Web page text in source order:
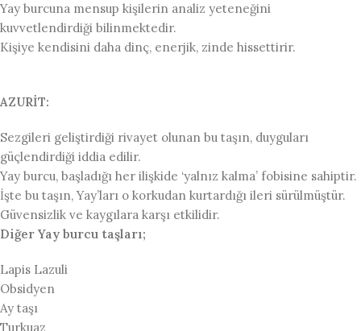
Yay burcuna mensup kişilerin analiz yeteneğini
kuvvetlendirdiği bilinmektedir.
Kişiye kendisini daha dinç, enerjik, zinde hissettirir.
AZURİT:
Sezgileri geliştirdiği rivayet olunan bu taşın, duyguları
güçlendirdiği iddia edilir.
Yay burcu, başladığı her ilişkide ‘yalnız kalma’ fobisine sahiptir.
İşte bu taşın, Yay’ları o korkudan kurtardığı ileri sürülmüştür.
Güvensizlik ve kaygılara karşı etkilidir.
Diğer Yay burcu taşları;
Lapis Lazuli
Obsidyen
Ay taşı
Turkuaz